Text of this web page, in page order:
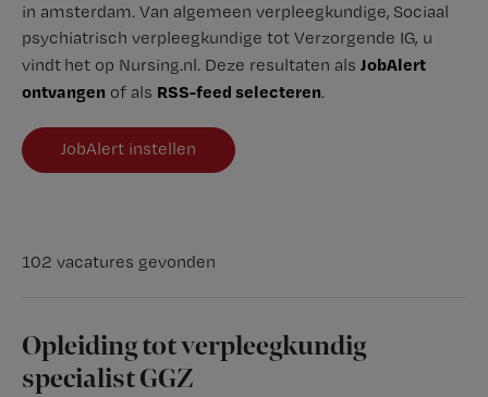
in amsterdam. Van algemeen verpleegkundige, Sociaal
psychiatrisch verpleegkundige tot Verzorgende IG, u
vindt het op Nursing.nl. Deze resultaten als JobAlert
ontvangen of als RSS-feed selecteren.
JobAlert instellen
102 vacatures gevonden
Opleiding tot verpleegkundig
specialist GGZ